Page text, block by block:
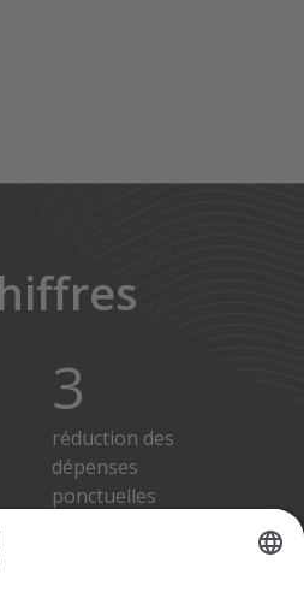
4
réduction des
dépenses
ponctuelles